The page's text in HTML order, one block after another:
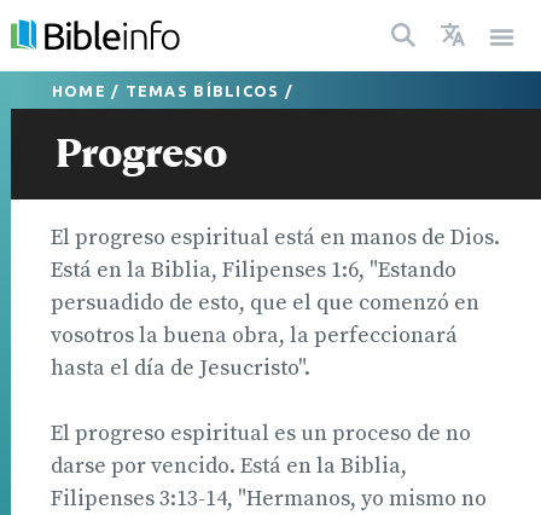
HOME / TEMAS BÍBLICOS /
Progreso
El progreso espiritual está en manos de Dios.
Está en la Biblia, Filipenses 1:6, "Estando
persuadido de esto, que el que comenzó en
vosotros la buena obra, la perfeccionará
hasta el día de Jesucristo".
El progreso espiritual es un proceso de no
darse por vencido. Está en la Biblia,
Filipenses 3:13-14, "Hermanos, yo mismo no